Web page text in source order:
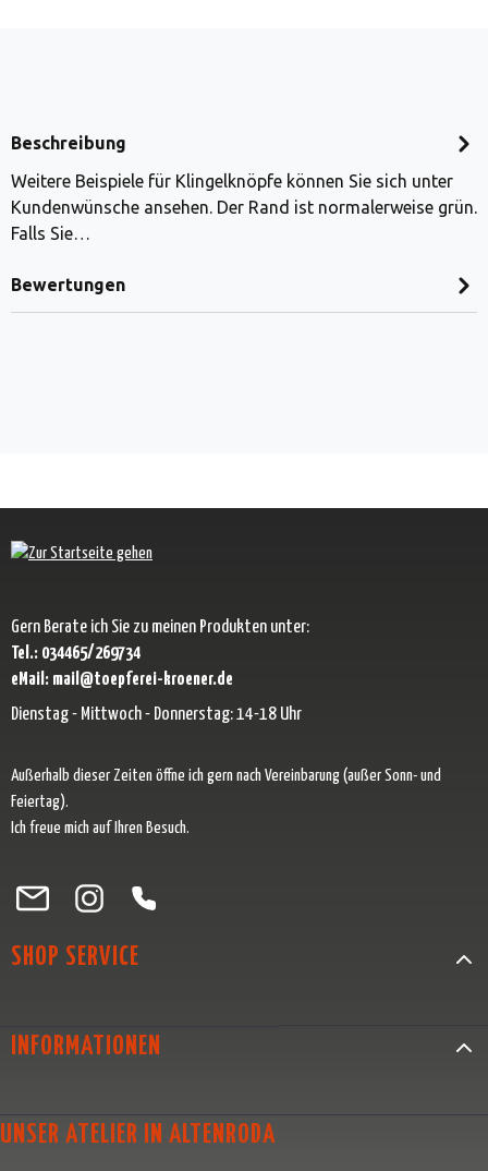
Beschreibung
Weitere Beispiele für Klingelknöpfe können Sie sich unter
Kundenwünsche ansehen. Der Rand ist normalerweise grün.
Falls Sie…
Bewertungen
Gern Berate ich Sie zu meinen Produkten unter:
Tel.: 034465/269734
eMail: mail@toepferei-kroener.de
Dienstag - Mittwoch - Donnerstag: 14-18 Uhr
Außerhalb dieser Zeiten öffne ich gern nach Vereinbarung (außer Sonn- und
Feiertag).
Ich freue mich auf Ihren Besuch.
Besuche uns auf Facebook – öffnet in neuem Tab (externer Link)
Schau auf Instagram vorbei – öffnet in neuem Tab (externer Link)
Lass dich auf Pinterest inspirieren – öffnet in neuem Tab
Folge uns auf X – öffnet in neuem Tab (externer Link)
SHOP SERVICE
INFORMATIONEN
UNSER ATELIER IN ALTENRODA